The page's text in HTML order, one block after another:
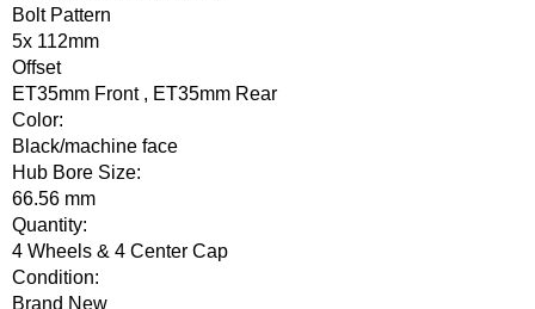
Bolt Pattern
5x 112mm
Offset
ET35mm Front , ET35mm Rear
Color:
Black/machine face
Hub Bore Size:
66.56 mm
Quantity:
4 Wheels & 4 Center Cap
Condition:
Brand New